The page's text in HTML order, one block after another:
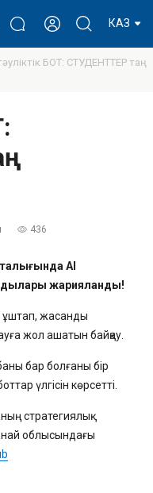
КАЗ
БОТ: СТУДЕНТТЕР таң
436
AI
жарияланды!
ұштап, жасанды
жол ашатын байқау.
бар болғаны бір
үлгісін көрсетті.
стратегиялық
облысындағы